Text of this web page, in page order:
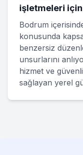
işletmeleri
Bodrum
konusunda
benzersiz
unsurlarını
hizmet ve
sağlayan yerel